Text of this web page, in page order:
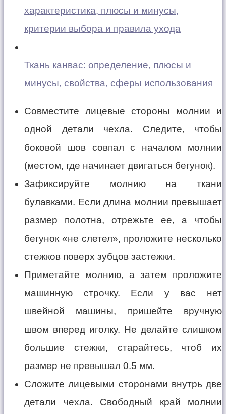
характеристика, плюсы и минусы,
критерии выбора и правила ухода
Ткань канвас: определение, плюсы и
минусы, свойства, сферы использования
Совместите лицевые стороны молнии и
одной детали чехла. Следите, чтобы
боковой шов совпал с началом молнии
(местом, где начинает двигаться бегунок).
Зафиксируйте молнию на ткани
булавками. Если длина молнии превышает
размер полотна, отрежьте ее, а чтобы
бегунок «не слетел», проложите несколько
стежков поверх зубцов застежки.
Приметайте молнию, а затем проложите
машинную строчку. Если у вас нет
швейной машины, пришейте вручную
швом вперед иголку. Не делайте слишком
большие стежки, старайтесь, чтоб их
размер не превышал 0.5 мм.
Сложите лицевыми сторонами внутрь две
детали чехла. Свободный край молнии